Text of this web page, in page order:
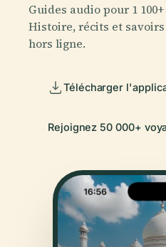
Guides audio pour 1
Histoire, récits et
hors ligne.
Télécharger
Rejoignez 50 000+